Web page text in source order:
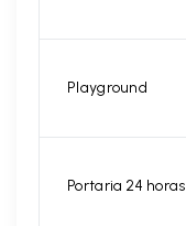
Playground
Portaria 24 horas